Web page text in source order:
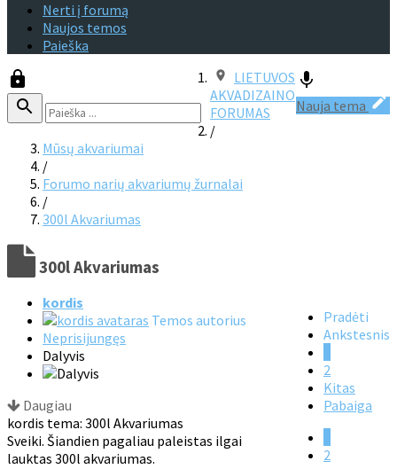
Nerti į forumą
Naujos temos
Paieška
Nauja tema
LIETUVOS
AKVADIZAINO
FORUMAS
/
Mūsų akvariumai
/
Forumo narių akvariumų žurnalai
/
300l Akvariumas
300l Akvariumas
Pradėti
Ankstesnis
2
Kitas
Pabaiga
2
kordis
Temos autorius
Neprisijungęs
Dalyvis
Daugiau
kordis tema: 300l Akvariumas
Sveiki. Šiandien pagaliau paleistas ilgai
lauktas 300l akvariumas.